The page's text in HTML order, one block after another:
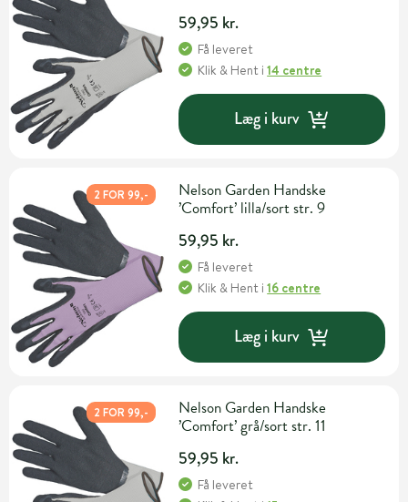
59,95 kr.
Få leveret
Klik & Hent i14 centre
Læg i kurv
2 FOR 99,-
Nelson Garden Handske
’Comfort’ lilla/sort str. 9
59,95 kr.
Få leveret
Klik & Hent i16 centre
Læg i kurv
2 FOR 99,-
Nelson Garden Handske
’Comfort’ grå/sort str. 11
59,95 kr.
Få leveret